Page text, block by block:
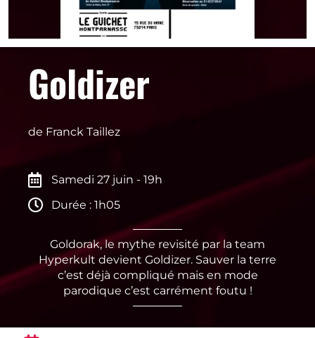
Goldizer
de Franck Taillez
Samedi 27 juin - 19h
Durée : 1h05
Goldorak, le mythe revisité par la team
Hyperkult devient Goldizer. Sauver la terre
c’est déjà compliqué mais en mode
parodique c’est carrément foutu !